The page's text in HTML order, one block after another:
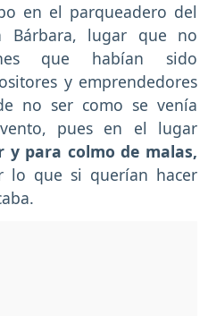
en el parqueadero del
Bárbara, lugar que no
que habían sido
y emprendedores
no ser como se venía
pues en el lugar
y para colmo de malas,
lo que si querían hacer